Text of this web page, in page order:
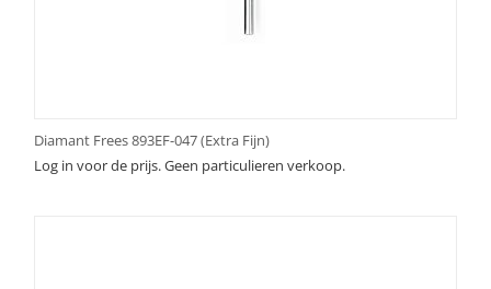
Diamant Frees 893EF-047 (Extra Fijn)
Log in voor de prijs. Geen particulieren verkoop.